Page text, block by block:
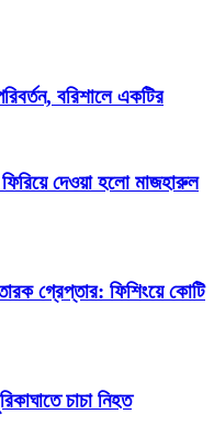
বরিশালে একটির
ফিরিয়ে দেওয়া হলো মাজহারুল
গ্রেপ্তার: ফিশিংয়ে কোটি
চাচা নিহত